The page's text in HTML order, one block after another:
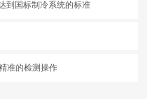
到国标制冷系统的标准
准的检测操作